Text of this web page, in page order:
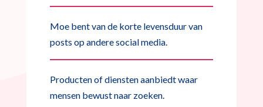
Moe bent van de korte levensduur van
posts op andere social media.
Producten of diensten aanbiedt waar
mensen bewust naar zoeken.